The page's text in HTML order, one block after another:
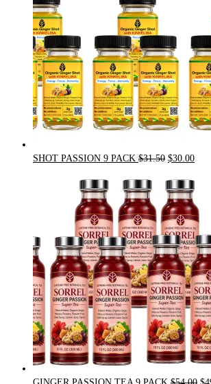
SHOT PASSION 9 PACK $31.50 Original
$31.50.
$30.00